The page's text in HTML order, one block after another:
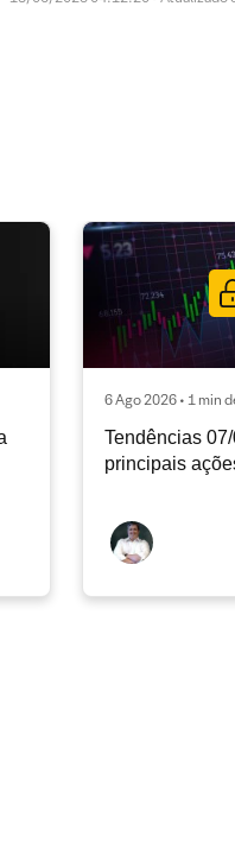
6 Ago 2026 • 1 min
Tendências
principais